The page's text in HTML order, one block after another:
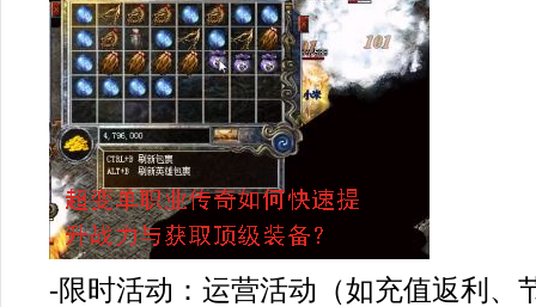
-限时活动：运营活动（如充值返利、